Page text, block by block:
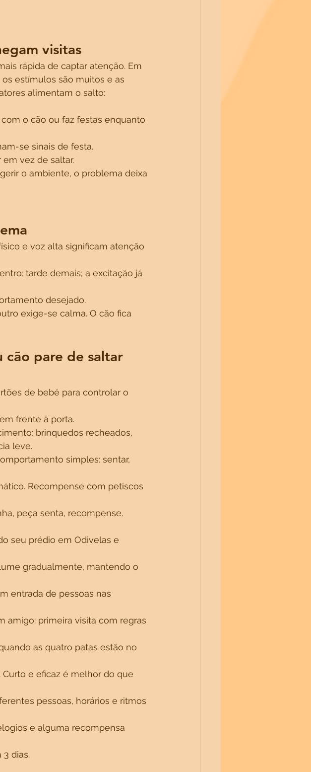
visitas
rápida de captar atenção. Em
estímulos são muitos e as
alimentam o salto:
o cão ou faz festas enquanto
se sinais de festa.
vez de saltar.
o ambiente, o problema deixa
e voz alta significam atenção
tarde demais; a excitação já
desejado.
exige-se calma. O cão fica
cão pare de saltar
de bebé para controlar o
frente à porta.
brinquedos recheados,
leve.
simples: sentar,
Recompense com petiscos
peça senta, recompense.
seu prédio em Odivelas e
gradualmente, mantendo o
entrada de pessoas nas
amigo: primeira visita com regras
as quatro patas estão no
e eficaz é melhor do que
pessoas, horários e ritmos
e alguma recompensa
3 dias.